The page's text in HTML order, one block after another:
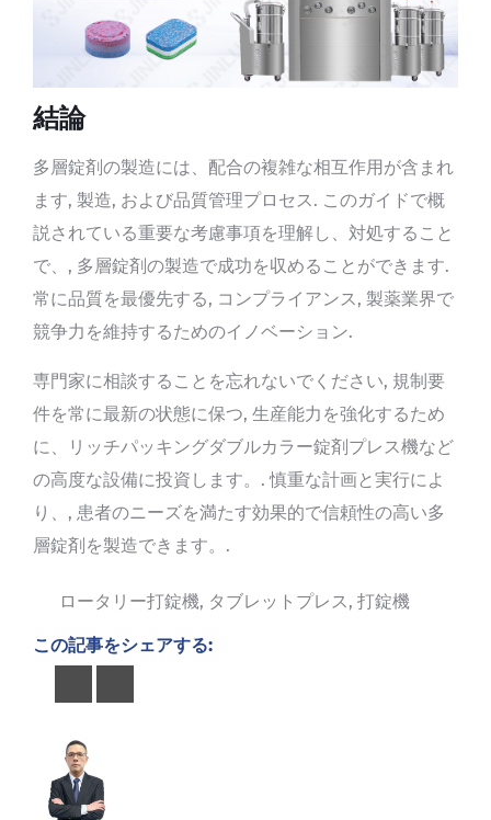
結論
多層錠剤の製造には、配合の複雑な相互作用が含まれ
ます, 製造, および品質管理プロセス. このガイドで概
説されている重要な考慮事項を理解し、対処すること
で、, 多層錠剤の製造で成功を収めることができます.
常に品質を最優先する, コンプライアンス, 製薬業界で
競争力を維持するためのイノベーション.
専門家に相談することを忘れないでください, 規制要
件を常に最新の状態に保つ, 生産能力を強化するため
に、リッチパッキングダブルカラー錠剤プレス機など
の高度な設備に投資します。. 慎重な計画と実行によ
り、, 患者のニーズを満たす効果的で信頼性の高い多
層錠剤を製造できます。.
ロータリー打錠機, タブレットプレス, 打錠機
この記事をシェアする: